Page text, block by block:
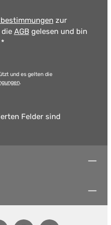
zur
die AGB gelesen und bin
*
und es gelten die
.
Felder sind